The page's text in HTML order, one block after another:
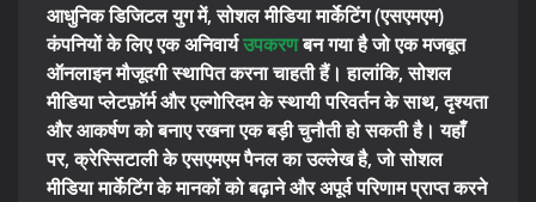
आधुनिक डिजिटल युग में, सोशल मीडिया मार्केटिंग (एसएमएम)
कंपनियों के लिए एक अनिवार्यउपकरणबन गया है जो एक मजबूत
ऑनलाइन मौजूदगी स्थापित करना चाहती हैं। हालांकि, सोशल
मीडिया प्लेटफ़ॉर्म और एल्गोरिदम के स्थायी परिवर्तन के साथ, दृश्यता
और आकर्षण को बनाए रखना एक बड़ी चुनौती हो सकती है। यहाँ
पर, क्रेस्सिटाली के एसएमएम पैनल का उल्लेख है, जो सोशल
मीडिया मार्केटिंग के मानकों को बढ़ाने और अपूर्व परिणाम प्राप्त करने